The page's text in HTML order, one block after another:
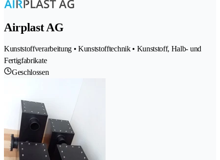
Airplast AG
Kunststoffverarbeitung • Kunststofftechnik • Kunststoff, Halb- und
Fertigfabrikate
Geschlossen